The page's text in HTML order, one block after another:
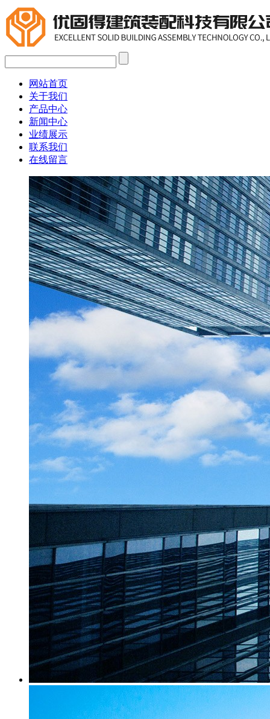
网站首页
关于我们
产品中心
新闻中心
业绩展示
联系我们
在线留言